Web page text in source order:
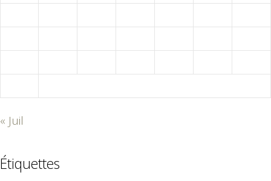
« Juil
Étiquettes